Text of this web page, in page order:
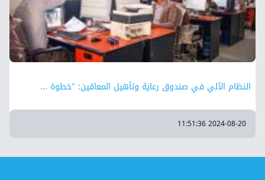
⁠⁠⁠⁠النظام الآلي في صندوق رعاية وتأهيل المعاقين: "خطوة ...
2024-08-20 11:51:36